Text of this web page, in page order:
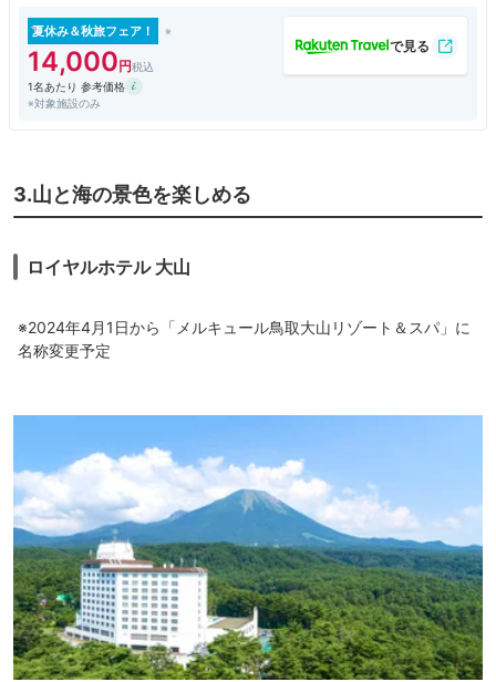
夏休み＆秋旅フェア！
14,000
1名あたり 参考価格
※対象施設のみ
3.山と海の景色を楽しめる
ロイヤルホテル 大山
※2024年4月1日から「メルキュール鳥取大山リゾート＆スパ」に
名称変更予定